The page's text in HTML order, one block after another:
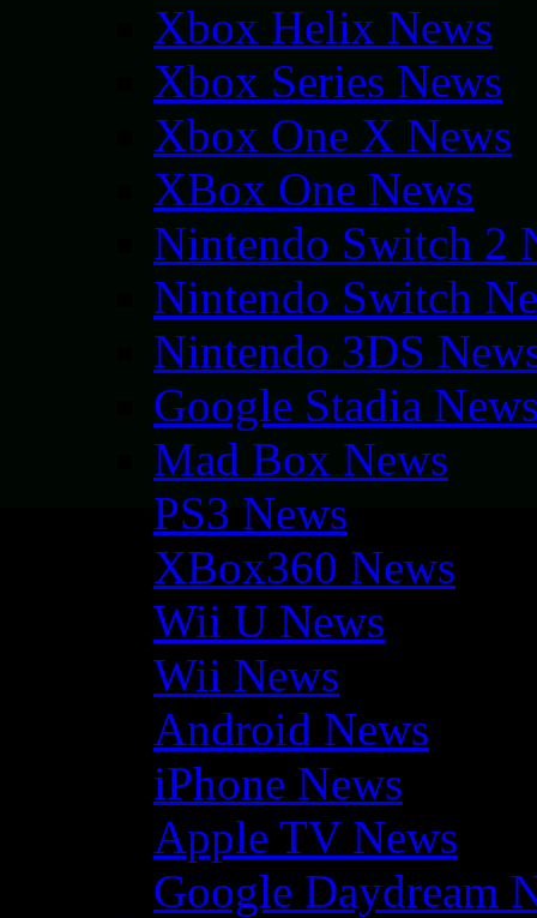
Xbox Helix News
Xbox Series News
Xbox One X News
XBox One News
Nintendo Switch 2
Nintendo Switch
Nintendo 3DS
Google Stadia
Mad Box News
PS3 News
XBox360 News
Wii U News
Wii News
Android News
iPhone News
Apple TV News
Google Daydream